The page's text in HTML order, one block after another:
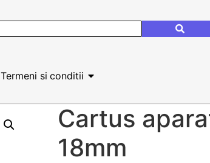
Termeni si conditii
Cartus
18mm